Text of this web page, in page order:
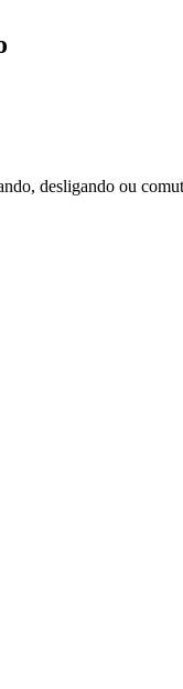
desligando ou